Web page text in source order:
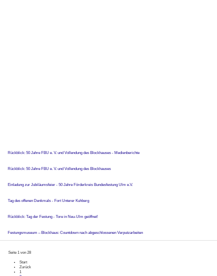
Rückblick: 50 Jahre FBU e. V. und Vollendung des Blockhauses - Medienberichte
Rückblick: 50 Jahre FBU e. V. und Vollendung des Blockhauses
Einladung zur Jubiläumsfeier - 50 Jahre Förderkreis Bundesfestung Ulm e.V.
Tag des offenen Denkmals - Fort Unterer Kuhberg
Rückblick: Tag der Festung - Tore in Neu-Ulm geöffnet!
Festungsmuseum – Blockhaus: Countdown nach abgeschlossenen Verputzarbeiten
Seite 1 von 28
Start
Zurück
1